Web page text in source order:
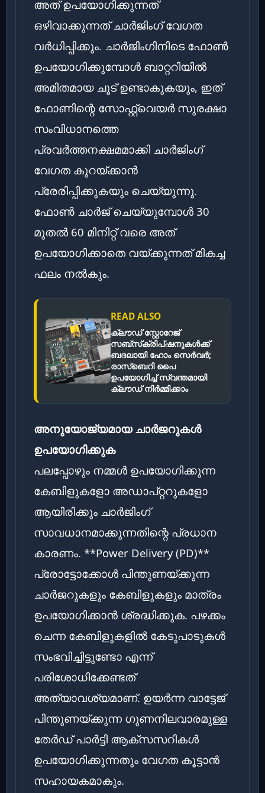
അത് ഉപയോഗിക്കുന്നത്
ഒഴിവാക്കുന്നത് ചാർജിംഗ് വേഗത
വർധിപ്പിക്കും. ചാർജിംഗിനിടെ ഫോൺ
ഉപയോഗിക്കുമ്പോൾ ബാറ്ററിയിൽ
അമിതമായ ചൂട് ഉണ്ടാകുകയും, ഇത്
ഫോണിന്റെ സോഫ്റ്റ്‌വെയർ സുരക്ഷാ
സംവിധാനത്തെ
പ്രവർത്തനക്ഷമമാക്കി ചാർജിംഗ്
വേഗത കുറയ്ക്കാൻ
പ്രേരിപ്പിക്കുകയും ചെയ്യുന്നു.
ഫോൺ ചാർജ് ചെയ്യുമ്പോൾ 30
മുതൽ 60 മിനിറ്റ് വരെ അത്
ഉപയോഗിക്കാതെ വയ്ക്കുന്നത് മികച്ച
ഫലം നൽകും.
READ ALSO
ക്ലൗഡ് സ്റ്റോറേജ്
സബ്‌സ്‌ക്രിപ്‌ഷനുകൾക്ക്
ബദലായി ഹോം സെർവർ;
രാസ്‌ബെറി പൈ
ഉപയോഗിച്ച് സ്വന്തമായി
ക്ലൗഡ് നിർമ്മിക്കാം
അനുയോജ്യമായ ചാർജറുകൾ
ഉപയോഗിക്കുക
പലപ്പോഴും നമ്മൾ ഉപയോഗിക്കുന്ന
കേബിളുകളോ അഡാപ്റ്ററുകളോ
ആയിരിക്കും ചാർജിംഗ്
സാവധാനമാക്കുന്നതിന്റെ പ്രധാന
കാരണം. **Power Delivery (PD)**
പ്രോട്ടോക്കോൾ പിന്തുണയ്ക്കുന്ന
ചാർജറുകളും കേബിളുകളും മാത്രം
ഉപയോഗിക്കാൻ ശ്രദ്ധിക്കുക. പഴക്കം
ചെന്ന കേബിളുകളിൽ കേടുപാടുകൾ
സംഭവിച്ചിട്ടുണ്ടോ എന്ന്
പരിശോധിക്കേണ്ടത്
അത്യാവശ്യമാണ്. ഉയർന്ന വാട്ടേജ്
പിന്തുണയ്ക്കുന്ന ഗുണനിലവാരമുള്ള
തേർഡ് പാർട്ടി ആക്‌സസറികൾ
ഉപയോഗിക്കുന്നതും വേഗത കൂട്ടാൻ
സഹായകമാകും.